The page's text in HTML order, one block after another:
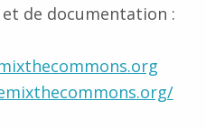
de documentation :